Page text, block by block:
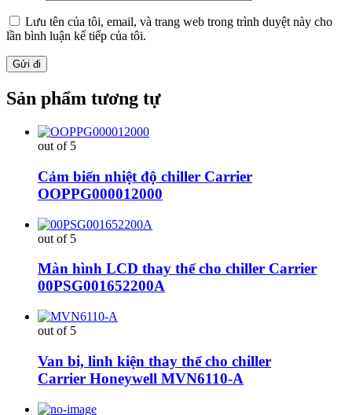
Lưu tên của tôi, email, và trang web trong trình duyệt này cho
lần bình luận kế tiếp của tôi.
Sản phẩm tương tự
out of 5
Cảm biến nhiệt độ chiller Carrier
OOPPG000012000
out of 5
Màn hình LCD thay thế cho chiller Carrier
00PSG001652200A
out of 5
Van bi, linh kiện thay thế cho chiller
Carrier Honeywell MVN6110-A